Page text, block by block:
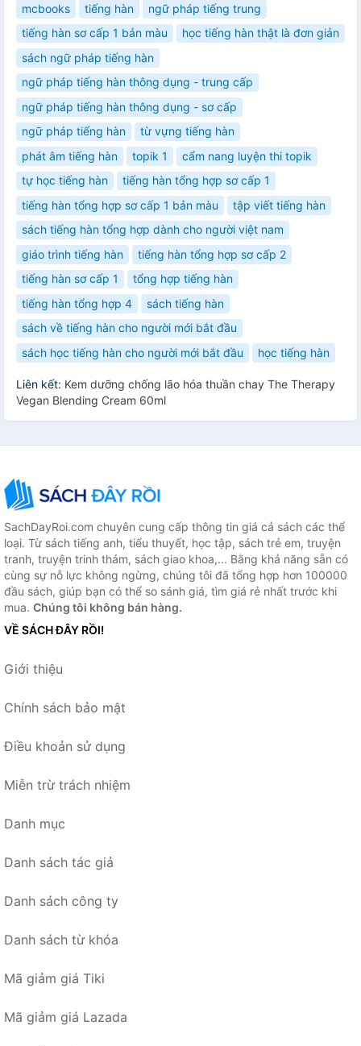
mcbooks
tiếng hàn
ngữ pháp tiếng trung
tiếng hàn sơ cấp 1 bản màu
học tiếng hàn thật là đơn giản
sách ngữ pháp tiếng hàn
ngữ pháp tiếng hàn thông dụng - trung cấp
ngữ pháp tiếng hàn thông dụng - sơ cấp
ngữ pháp tiếng hàn
từ vựng tiếng hàn
phát âm tiếng hàn
topik 1
cẩm nang luyện thi topik
tự học tiếng hàn
tiếng hàn tổng hợp sơ cấp 1
tiếng hàn tổng hợp sơ cấp 1 bản màu
tập viết tiếng hàn
sách tiếng hàn tổng hợp dành cho người việt nam
giáo trình tiếng hàn
tiếng hàn tổng hợp sơ cấp 2
tiếng hàn sơ cấp 1
tổng hợp tiếng hàn
tiếng hàn tổng hợp 4
sách tiếng hàn
sách về tiếng hàn cho người mới bắt đầu
sách học tiếng hàn cho người mới bắt đầu
học tiếng hàn
Liên kết: Kem dưỡng chống lão hóa thuần chay The Therapy
Vegan Blending Cream 60ml
SachDayRoi.com chuyên cung cấp thông tin giá cả sách các thể
loại. Từ sách tiếng anh, tiểu thuyết, học tập, sách trẻ em, truyện
tranh, truyện trinh thám, sách giao khoa,... Bằng khả năng sẵn có
cùng sự nỗ lực không ngừng, chúng tôi đã tổng hợp hơn 100000
đầu sách, giúp bạn có thể so sánh giá, tìm giá rẻ nhất trước khi
mua. Chúng tôi không bán hàng.
VỀ SÁCH ĐÂY RỒI!
Giới thiệu
Chính sách bảo mật
Điều khoản sử dụng
Miễn trừ trách nhiệm
Danh mục
Danh sách tác giả
Danh sách công ty
Danh sách từ khóa
Mã giảm giá Tiki
Mã giảm giá Lazada